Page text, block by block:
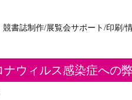
競書誌制作/展覧会サポート/印刷/
ナウィルス感染症への